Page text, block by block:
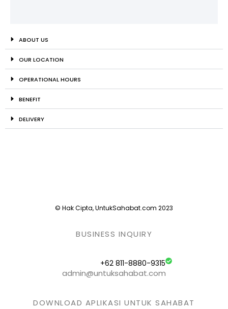
ABOUT US
OUR LOCATION
OPERATIONAL HOURS
BENEFIT
DELIVERY
© Hak Cipta, UntukSahabat.com 2023
BUSINESS INQUIRY
+62 811-8880-9315
admin@untuksahabat.com
DOWNLOAD APLIKASI UNTUK SAHABAT